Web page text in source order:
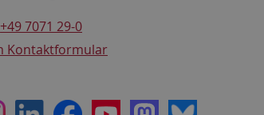
+49 7071 29-0
Kontaktformular
LinkedInFacebookYoutubeMastodon
Bluesky